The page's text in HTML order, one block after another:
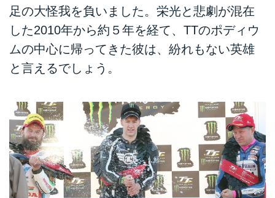
足の大怪我を負いました。栄光と悲劇が混在
した2010年から約５年を経て、TTのポディウ
ムの中心に帰ってきた彼は、紛れもない英雄
と言えるでしょう。